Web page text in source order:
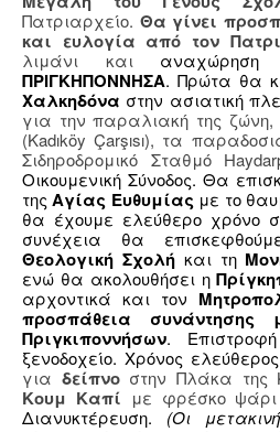
Πατριαρχείο. Θα γίνει
και ευλογία από τον
λιμάνι και
ΠΡΙΓΚΗΠΟΝΝΗΣΑ. Πρώτα θα
Χαλκηδόνα στην ασιατική
για την παραλιακή της
(Kadıköy Çarşısı), τα
Σιδηροδρομικό Σταθμό
Οικουμενική Σύνοδος. Θα
τηςΑγίας Ευθυμίας με το
θα έχουμε ελεύθερο χρόνο
συνέχεια θα
Θεολογική Σχολήκαι τη
ενώ θα ακολουθήσει η
αρχοντικά και τον
προσπάθεια συνάντησης
Πριγκιποννήσων.
ξενοδοχείο. Χρόνος
για δείπνο στην Πλάκα της
Κουμ Καπί με φρέσκο ψάρι
Διανυκτέρευση. (Οι